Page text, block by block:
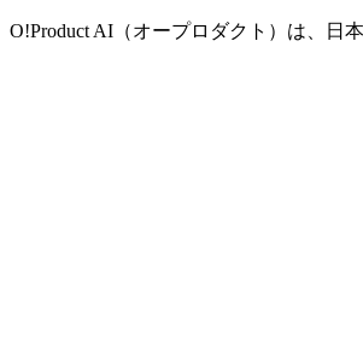
O!Product AI（オープロダクト）は、日